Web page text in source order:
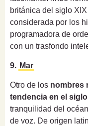
británica del siglo
considerada por los
programadora de
con un trasfondo
9. Mar
Otro de los nombres
tendencia en el siglo
tranquilidad del
de voz. De origen